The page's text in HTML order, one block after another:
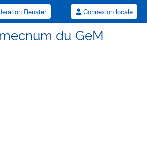
Renater Connexion locale
du GeM